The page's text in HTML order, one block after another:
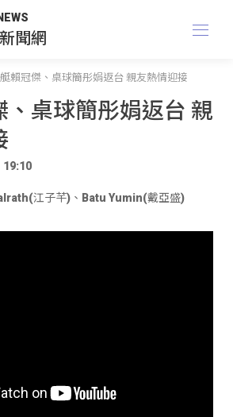
聞網
賴冠傑、桌球簡彤娟返台 親友熱情迎接
、桌球簡彤娟返台 親
19:10
江子芊) 、 Batu Yumin(戴亞盛)